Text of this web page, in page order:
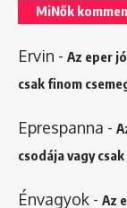
MiNők
Ervin - Az eper
csak finom
Eprespanna -
csodája vagy
Énvagyok - Az